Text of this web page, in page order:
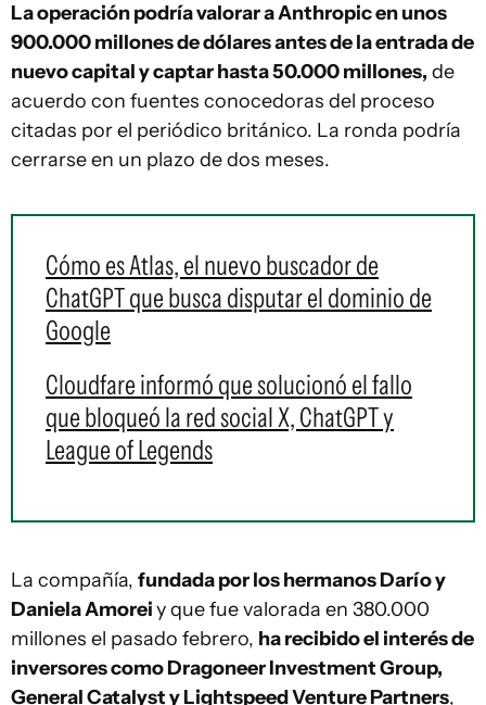
La operación podría valorar a Anthropic en unos
900.000 millones de dólares antes de la entrada de
nuevo capital y captar hasta 50.000 millones, de
acuerdo con fuentes conocedoras del proceso
citadas por el periódico británico. La ronda podría
cerrarse en un plazo de dos meses.
Cómo es Atlas, el nuevo buscador de
ChatGPT que busca disputar el dominio de
Google
Cloudfare informó que solucionó el fallo
que bloqueó la red social X, ChatGPT y
League of Legends
La compañía, fundada por los hermanos Darío y
Daniela Amoreiy que fue valorada en 380.000
millones el pasado febrero, ha recibido el interés de
inversores como Dragoneer Investment Group,
General Catalyst y Lightspeed Venture Partners,